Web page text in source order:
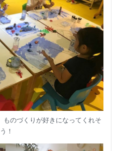
ものづくりが好きになってくれそ
う！